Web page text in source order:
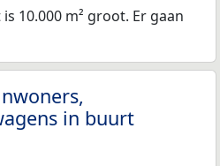
10.000 m² groot. Er gaan
in buurt